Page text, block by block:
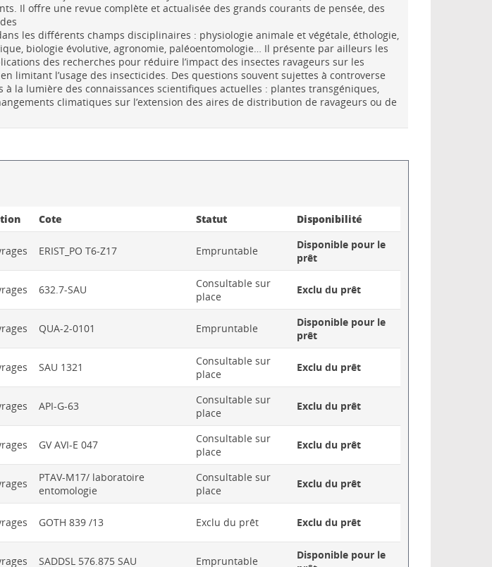
Il offre une revue complète et actualisée des grands courants de pensée, des
les différents champs disciplinaires : physiologie animale et végétale, éthologie,
biologie évolutive, agronomie, paléoentomologie… Il présente par ailleurs les
des recherches pour réduire l’impact des insectes ravageurs sur les
limitant l’usage des insecticides. Des questions souvent sujettes à controverse
à la lumière des connaissances scientifiques actuelles : plantes transgéniques,
climatiques sur l’extension des aires de distribution de ravageurs ou de
Cote Statut
Disponibilité
ERIST_PO T6-Z17 Empruntable
Disponible pour le
prêt
632.7-SAU
Consultable sur
place
Exclu du prêt
QUA-2-0101 Empruntable
Disponible pour le
prêt
SAU 1321
Consultable sur
place
Exclu du prêt
API-G-63
Consultable sur
place
Exclu du prêt
GV AVI-E 047
Consultable sur
place
Exclu du prêt
PTAV-M17/ laboratoire
entomologie
Consultable sur
place
Exclu du prêt
GOTH 839 /13 Exclu du prêt Exclu du prêt
SADDSL 576.875 SAU Empruntable
Disponible pour le